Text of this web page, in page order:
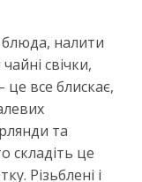
блюда, налити
свічки,
все блискає,
та
складіть це
Різьблені і